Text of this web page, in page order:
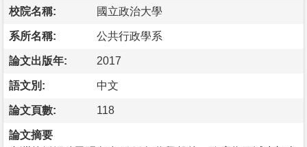
校院名稱: 國立政治大學
系所名稱: 公共行政學系
論文出版年: 2017
語文別: 中文
論文頁數: 118
論文摘要